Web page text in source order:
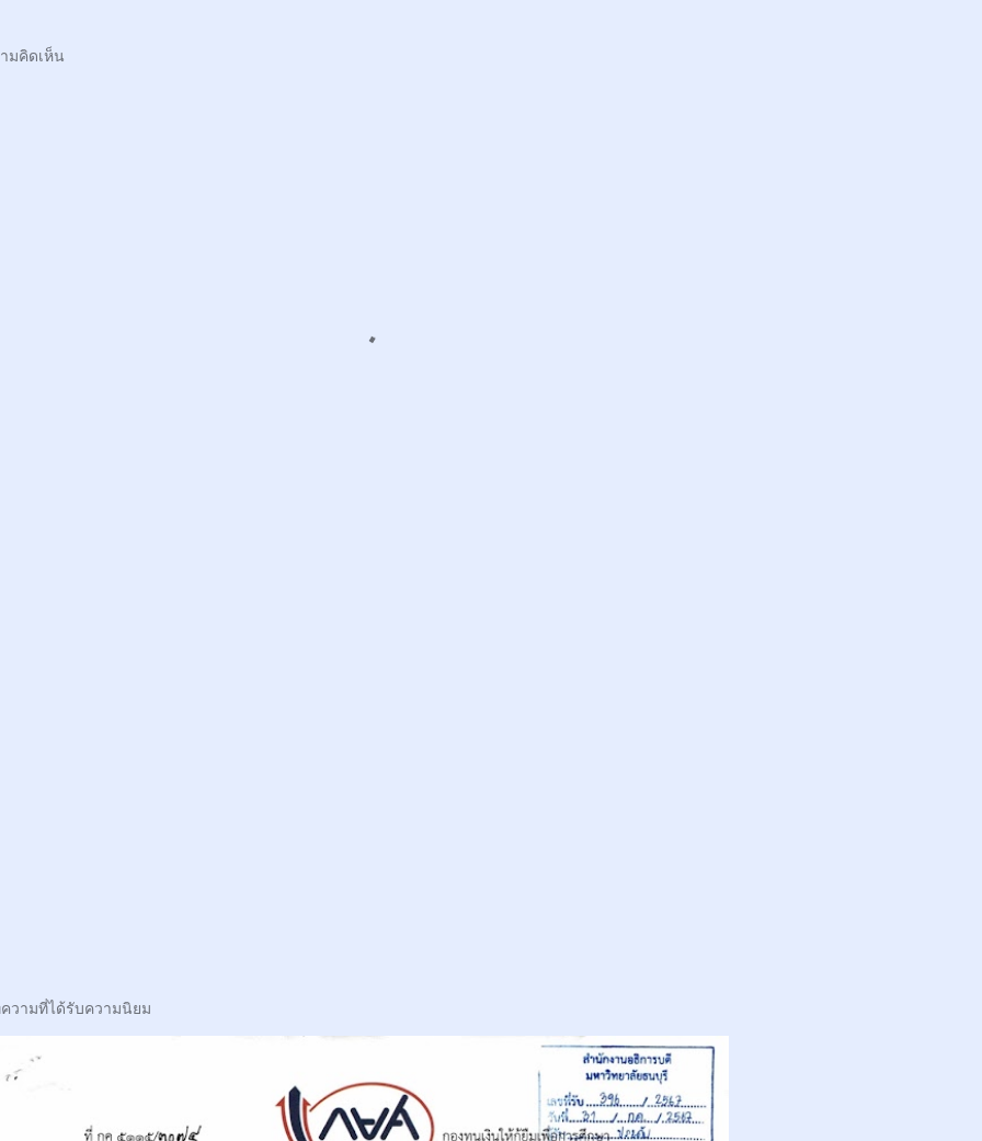
มคิดเห็น
วามที่ได้รับความนิยม